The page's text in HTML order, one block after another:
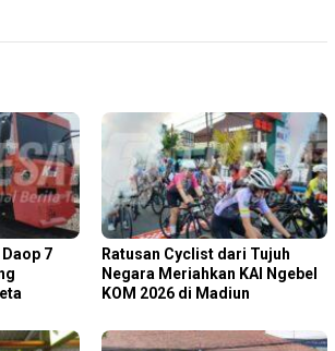
7
Ratusan Cyclist dari Tujuh
Negara Meriahkan KAI Ngebel
KOM 2026 di Madiun